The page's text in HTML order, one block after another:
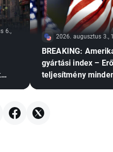
6.,
2026. augusztus 3.,
BREAKING:
gyártási index –
teljesítmény